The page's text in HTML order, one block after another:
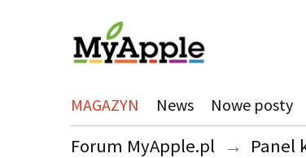
MAGAZYN News Nowe posty
Forum MyApple.pl → Panel